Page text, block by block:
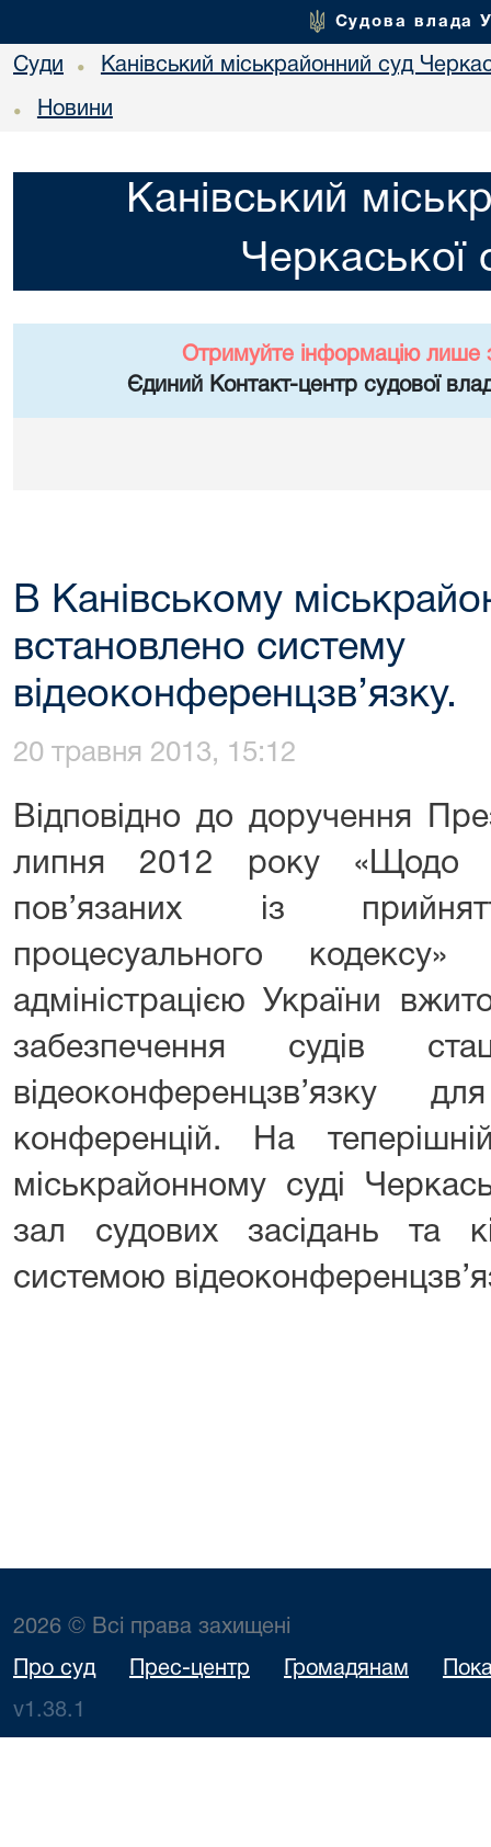
Судова влада
Суди • Канівський міськрайонний суд
• Новини
Канівський
Черкаської
Отримуйте інформацію лише
Єдиний Контакт-центр судової
В Канівському
встановлено систему
відеоконференцзв’язку.
20 травня 2013, 15:12
Відповідно до доручення
липня 2012 року «Щодо
пов’язаних із
процесуального
адміністрацією України
забезпечення судів
відеоконференцзв’язку
конференцій. На
міськрайонному суді
зал судових засідань та
системою
2026 © Всі права захищені
Про суд Прес-центр Громадянам
v1.38.1